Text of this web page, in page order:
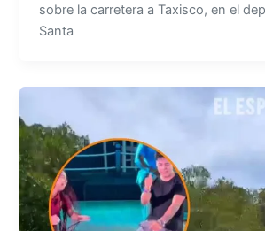
sobre la carretera a Taxisco, en el
Santa